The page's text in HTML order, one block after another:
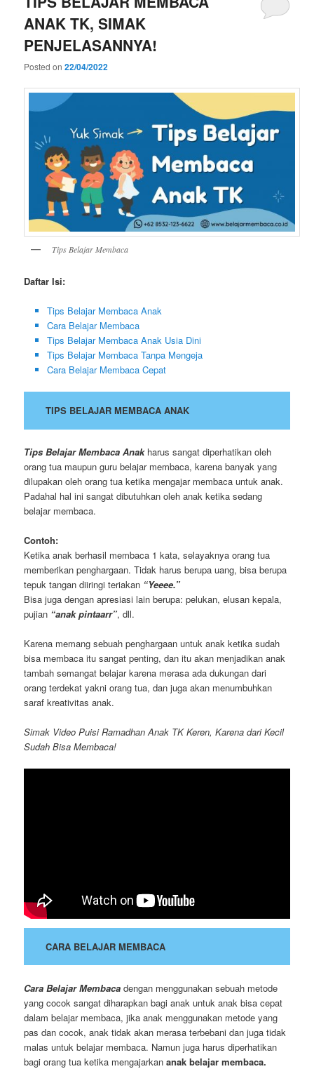
ANAK TK, SIMAK
PENJELASANNYA!
Posted on22/04/2022
Tips Belajar Membaca
Daftar Isi:
Tips Belajar Membaca Anak
Cara Belajar Membaca
Tips Belajar Membaca Anak Usia Dini
Tips Belajar Membaca Tanpa Mengeja
Cara Belajar Membaca Cepat
TIPS BELAJAR MEMBACA ANAK
Tips Belajar Membaca Anakharus sangat diperhatikan oleh
orang tua maupun guru belajar membaca, karena banyak yang
dilupakan oleh orang tua ketika mengajar membaca untuk anak.
Padahal hal ini sangat dibutuhkan oleh anak ketika sedang
belajar membaca.
Contoh:
Ketika anak berhasil membaca 1 kata, selayaknya orang tua
memberikan penghargaan. Tidak harus berupa uang, bisa berupa
tepuk tangan diiringi teriakan “Yeeee.”
Bisa juga dengan apresiasi lain berupa: pelukan, elusan kepala,
pujian “anak pintaarr”, dll.
Karena memang sebuah penghargaan untuk anak ketika sudah
bisa membaca itu sangat penting, dan itu akan menjadikan anak
tambah semangat belajar karena merasa ada dukungan dari
orang terdekat yakni orang tua, dan juga akan menumbuhkan
saraf kreativitas anak.
Simak Video Puisi Ramadhan Anak TK Keren, Karena dari Kecil
Sudah Bisa Membaca!
CARA BELAJAR MEMBACA
Cara Belajar Membaca dengan menggunakan sebuah metode
yang cocok sangat diharapkan bagi anak untuk anak bisa cepat
dalam belajar membaca, jika anak menggunakan metode yang
pas dan cocok, anak tidak akan merasa terbebani dan juga tidak
malas untuk belajar membaca. Namun juga harus diperhatikan
bagi orang tua ketika mengajarkananak belajar membaca.